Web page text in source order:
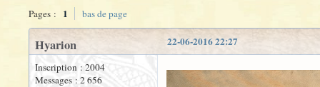
Pages : 1 bas de page
22-06-2016 22:27
Hyarion
Inscription : 2004
Messages : 2 656